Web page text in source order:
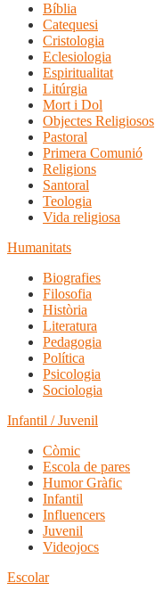
Bíblia
Catequesi
Cristologia
Eclesiologia
Espiritualitat
Litúrgia
Mort i Dol
Objectes Religiosos
Pastoral
Primera Comunió
Religions
Santoral
Teologia
Vida religiosa
Humanitats
Biografies
Filosofia
Història
Literatura
Pedagogia
Política
Psicologia
Sociologia
Infantil / Juvenil
Còmic
Escola de pares
Humor Gràfic
Infantil
Influencers
Juvenil
Videojocs
Escolar